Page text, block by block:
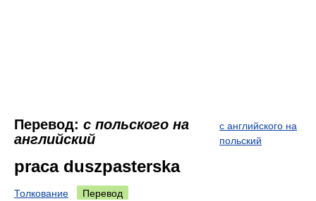
Перевод: с польского на
английский
с английского на
польский
praca duszpasterska
Толкование Перевод